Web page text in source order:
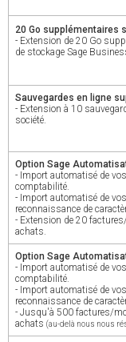
20 Go supplémentaires
- Extension de 20 Go
de stockage Sage
Sauvegardes en ligne
- Extension à 10
société.
Option Sage
- Import automatisé de
comptabilité.
- Import automatisé de
reconnaissance de
- Extension de 20
achats.
Option Sage
- Import automatisé de
comptabilité.
- Import automatisé de
reconnaissance de
- Jusqu'à 500 factures/
achats (au-delà nous nous